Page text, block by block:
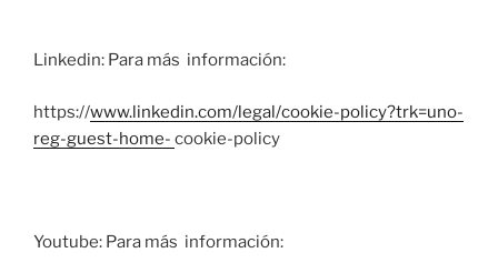
Linkedin: Para más información:
https://www.linkedin.com/legal/cookie-policy?trk=uno-
reg-guest-home- cookie-policy
Youtube: Para más información: